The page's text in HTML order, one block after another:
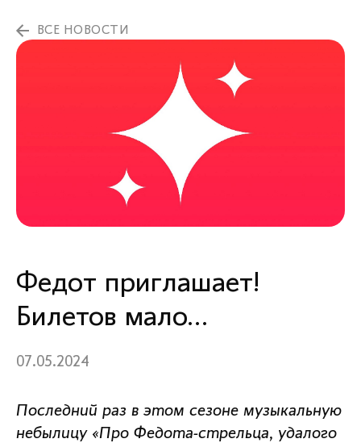
ВСЕ НОВОСТИ
Федот приглашает!
Билетов мало…
07.05.2024
Последний раз в этом сезоне музыкальную
небылицу «Про Федота-стрельца, удалого